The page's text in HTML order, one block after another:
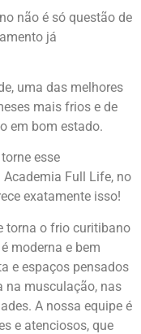
não é só questão de
já
uma das melhores
mais frios e de
em bom estado.
esse
Full Life, no
exatamente isso!
torna o frio curitibano
moderna e bem
e espaços pensados
na musculação, nas
A nossa equipe é
e atenciosos, que